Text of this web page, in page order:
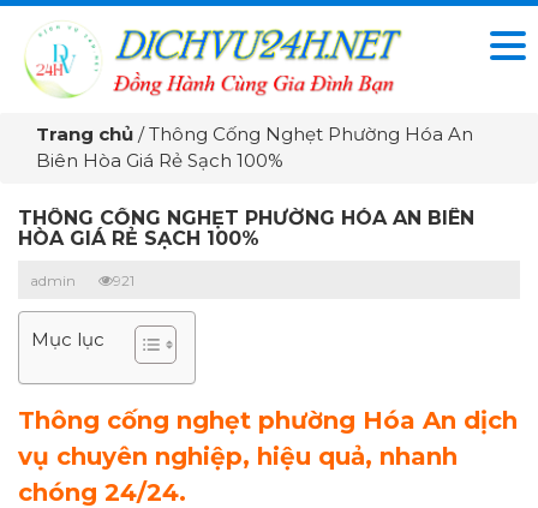
Trang chủ /Thông Cống Nghẹt Phường Hóa An
Biên Hòa Giá Rẻ Sạch 100%
THÔNG CỐNG NGHẸT PHƯỜNG HÓA AN BIÊN
HÒA GIÁ RẺ SẠCH 100%
admin 921
Mục lục
Thông cống nghẹt phường Hóa An dịch
vụ chuyên nghiệp, hiệu quả, nhanh
chóng 24/24.